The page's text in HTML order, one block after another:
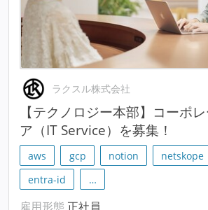
ラクスル株式会社
【テクノロジー本部】コーポ
ア（IT Service）を募集！
aws gcp notion netskope
entra-id
…
雇用形態 正社員